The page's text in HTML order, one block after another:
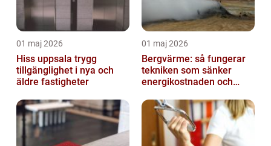
01 maj 2026
Hiss uppsala trygg
tillgänglighet i nya och
äldre fastigheter
01 maj 2026
Bergvärme: så fungerar
tekniken som sänker
energikostnaden och